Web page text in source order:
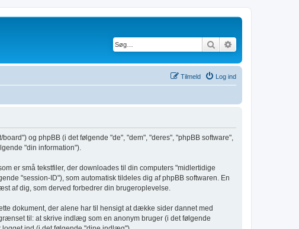
Søg
Log ind
Tilmeld
og phpBB (i det følgende "de", "dem", "deres", "phpBB software",
"din information").
er små tekstfiler, der downloades til din computers "midlertidige
"session-ID"), som automatisk tildeles dig af phpBB softwaren. En
af dig, som derved forbedrer din brugeroplevelse.
dokument, der alene har til hensigt at dække sider dannet med
til: at skrive indlæg som en anonym bruger (i det følgende